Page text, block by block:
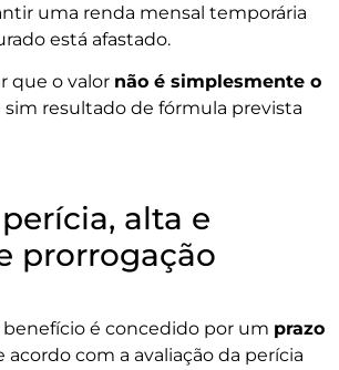
uma renda mensal temporária
está afastado.
que o valor não é simplesmente o
sim resultado de fórmula prevista
alta e
prorrogação
é concedido por um prazo
acordo com a avaliação da perícia